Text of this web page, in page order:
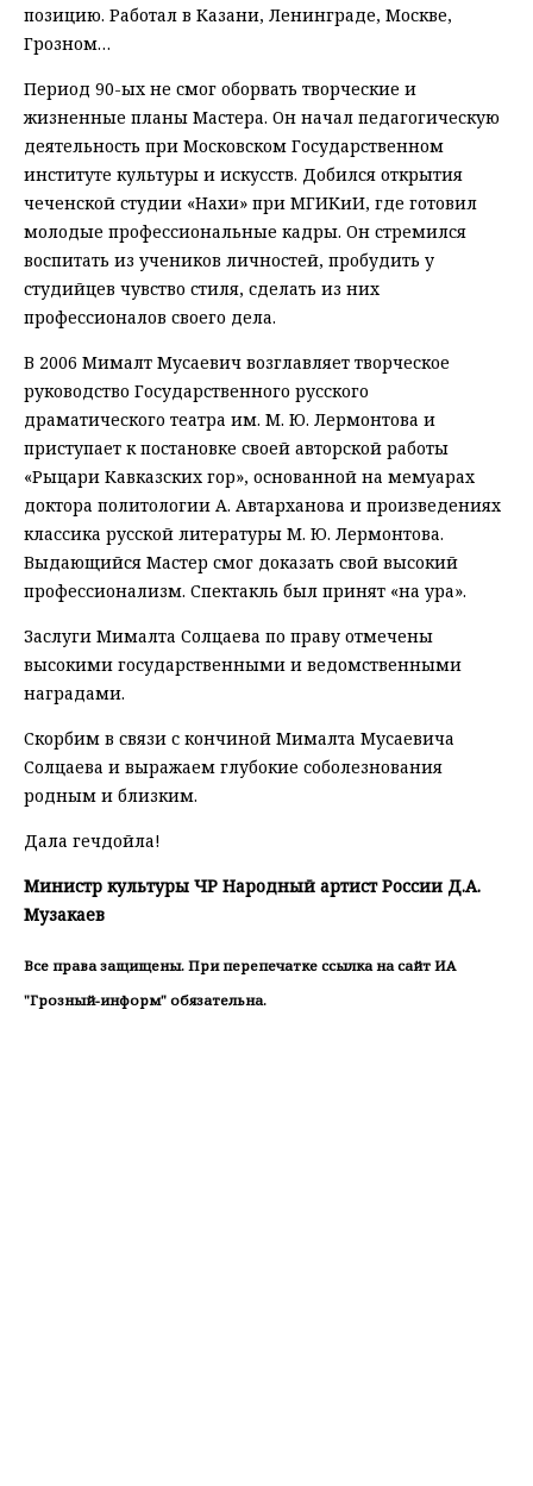
позицию. Работал в Казани, Ленинграде, Москве,
Грозном…
Период 90-ых не смог оборвать творческие и
жизненные планы Мастера. Он начал педагогическую
деятельность при Московском Государственном
институте культуры и искусств. Добился открытия
чеченской студии «Нахи» при МГИКиИ, где готовил
молодые профессиональные кадры. Он стремился
воспитать из учеников личностей, пробудить у
студийцев чувство стиля, сделать из них
профессионалов своего дела.
В 2006 Мималт Мусаевич возглавляет творческое
руководство Государственного русского
драматического театра им. М. Ю. Лермонтова и
приступает к постановке своей авторской работы
«Рыцари Кавказских гор», основанной на мемуарах
доктора политологии А. Автарханова и произведениях
классика русской литературы М. Ю. Лермонтова.
Выдающийся Мастер смог доказать свой высокий
профессионализм. Спектакль был принят «на ура».
Заслуги Мималта Солцаева по праву отмечены
высокими государственными и ведомственными
наградами.
Скорбим в связи с кончиной Мималта Мусаевича
Солцаева и выражаем глубокие соболезнования
родным и близким.
Дала гечдойла!
Министр культуры ЧР Народный артист России Д.А.
Музакаев
Все права защищены. При перепечатке ссылка на сайт ИА
"Грозный-информ" обязательна.